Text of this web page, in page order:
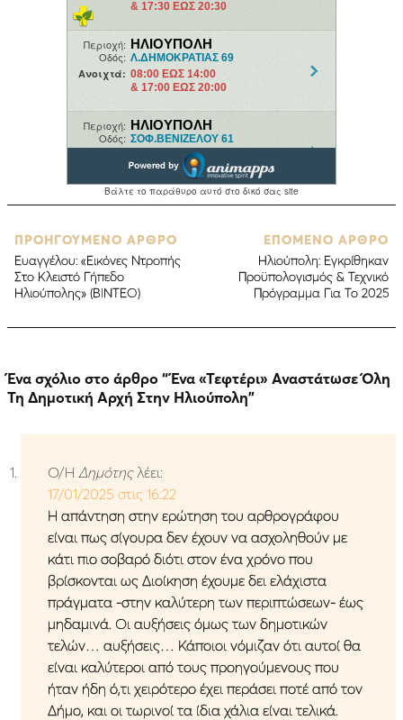
ΠΡΟΗΓΟΥΜΕΝΟ ΑΡΘΡΟ
Ευαγγέλου: «Εικόνες Ντροπής
Στο Κλειστό Γήπεδο
Ηλιούπολης» (ΒΙΝΤΕΟ)
ΕΠΟΜΕΝΟ ΑΡΘΡΟ
Ηλιούπολη: Εγκρίθηκαν
Προϋπολογισμός & Τεχνικό
Πρόγραμμα Για Το 2025
Ένα σχόλιο στο άρθρο “Ένα «Τεφτέρι» Αναστάτωσε Όλη
Τη Δημοτική Αρχή Στην Ηλιούπολη”
Ο/Η Δημότης λέει:
17/01/2025 στις 16:22
Η απάντηση στην ερώτηση του αρθρογράφου
είναι πως σίγουρα δεν έχουν να ασχοληθούν με
κάτι πιο σοβαρό διότι στον ένα χρόνο που
βρίσκονται ως Διοίκηση έχουμε δει ελάχιστα
πράγματα -στην καλύτερη των περιπτώσεων- έως
μηδαμινά. Οι αυξήσεις όμως των δημοτικών
τελών… αυξήσεις… Κάποιοι νόμιζαν ότι αυτοί θα
είναι καλύτεροι από τους προηγούμενους που
ήταν ήδη ό,τι χειρότερο έχει περάσει ποτέ από τον
Δήμο, και οι τωρινοί τα ίδια χάλια είναι τελικά.